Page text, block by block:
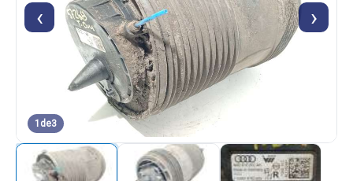
‹ ›
1 de3